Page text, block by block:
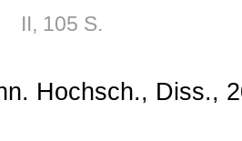
II, 105 S.
Hochsch., Diss.,